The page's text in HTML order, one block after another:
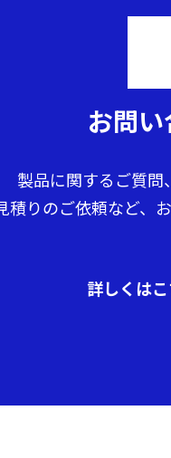
お問
製品に関するご質問
積りのご依頼など、
詳しくは